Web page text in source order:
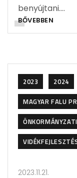
benyújtani….
BŐVEBBEN
2023 2024
MAGYAR FALU
2023.11.21.